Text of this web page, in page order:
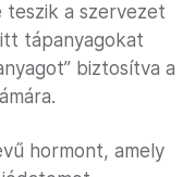
teszik a szervezet
tápanyagokat
biztosítva a
hormont, amely